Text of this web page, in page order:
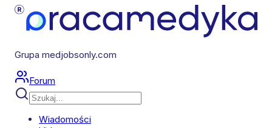
Grupa medjobsonly.com
Forum
Wiadomości